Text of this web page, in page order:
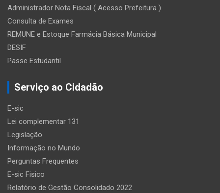
Administrador Nota Fiscal ( Acesso Prefeitura )
Consulta de Exames
REMUNE e Estoque Farmácia Básica Municipal
DESIF
Passe Estudantil
Serviço ao Cidadão
E-sic
Lei complementar 131
Legislação
Informação no Mundo
Perguntas Frequentes
E-sic Fisico
Relatório de Gestão Consolidado 2022